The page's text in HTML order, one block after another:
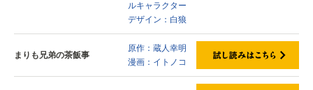
ルキャラクター
デザイン：白狼
まりも兄弟の茶飯事
原作：蔵人幸明
漫画：イトノコ